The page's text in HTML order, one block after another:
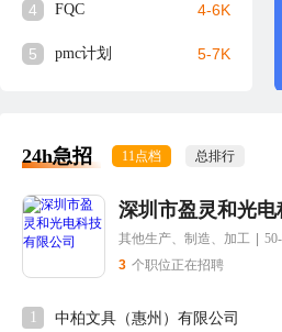
4 FQC 4-6K
5 pmc计划 5-7K
24h急招 11点档 总排行
深圳市盈灵和光电
其他生产、制造、加工
3 个职位正在招聘
1 中柏文具（惠州）有限公司